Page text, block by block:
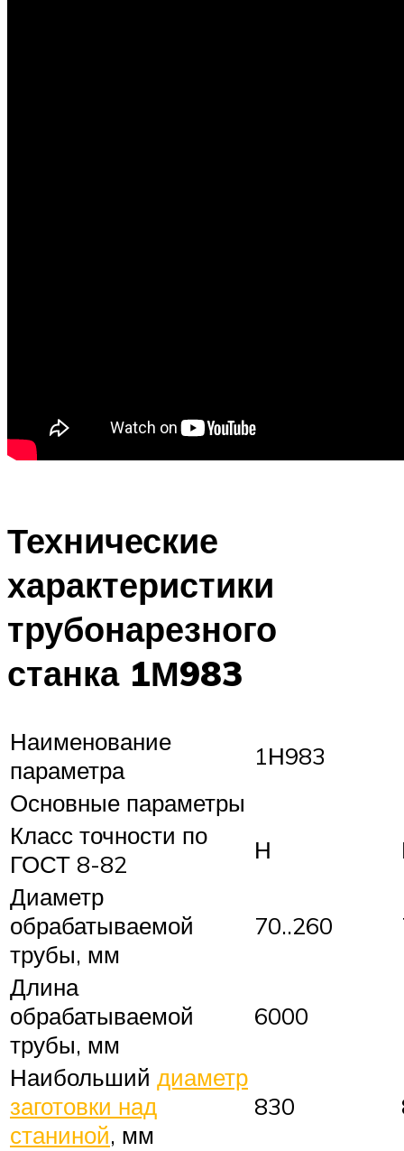
Технические
характеристики
трубонарезного
станка 1М983
Наименование
параметра
1Н983
Основные параметры
Класс точности по
ГОСТ 8-82
Н
Диаметр
обрабатываемой
трубы, мм
70..260
Длина
обрабатываемой
трубы, мм
6000
Наибольший диаметр
заготовки над
станиной, мм
830